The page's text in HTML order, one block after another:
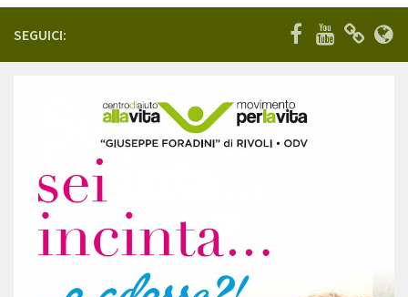
Fotografie
Video
Bomboniere
Contatta l’associazione
Contatti
Servizi
SEGUICI: